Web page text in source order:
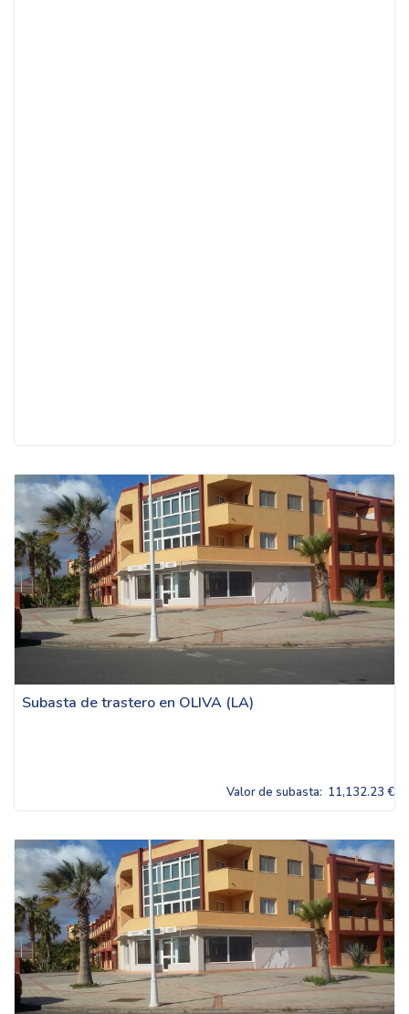
Subasta de trastero en OLIVA (LA)
Valor de subasta: 11,132.23 €